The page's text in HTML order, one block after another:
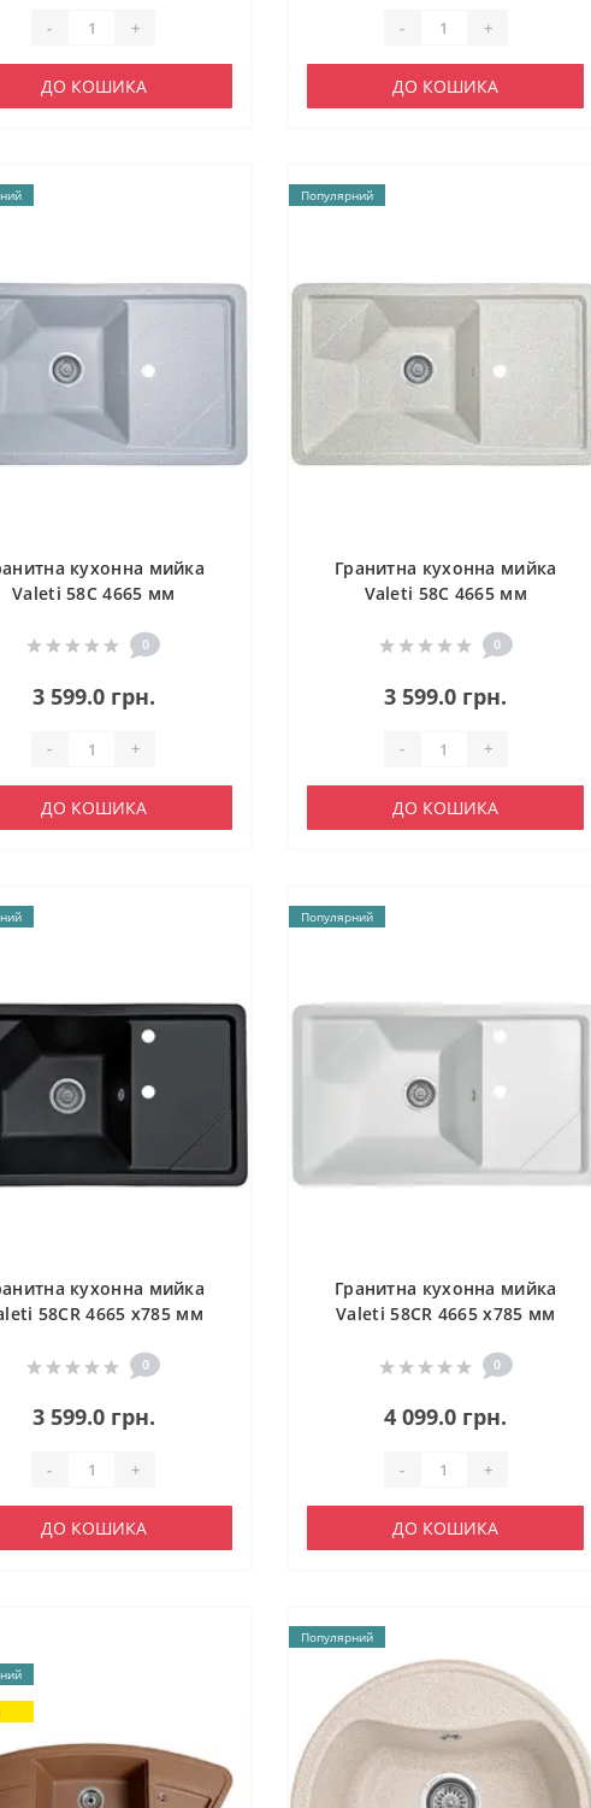
- +
ДО КОШИКА
- +
ДО КОШИКА
кухонна мийка
Valeti 58C 4665 мм
0
3 599.0 грн.
- +
ДО КОШИКА
Популярний
Гранитна кухонна мийка
Valeti 58C 4665 мм
0
3 599.0 грн.
- +
ДО КОШИКА
кухонна мийка
58CR 4665 x785 мм
0
3 599.0 грн.
- +
ДО КОШИКА
Популярний
Гранитна кухонна мийка
Valeti 58CR 4665 x785 мм
0
4 099.0 грн.
- +
ДО КОШИКА
Популярний